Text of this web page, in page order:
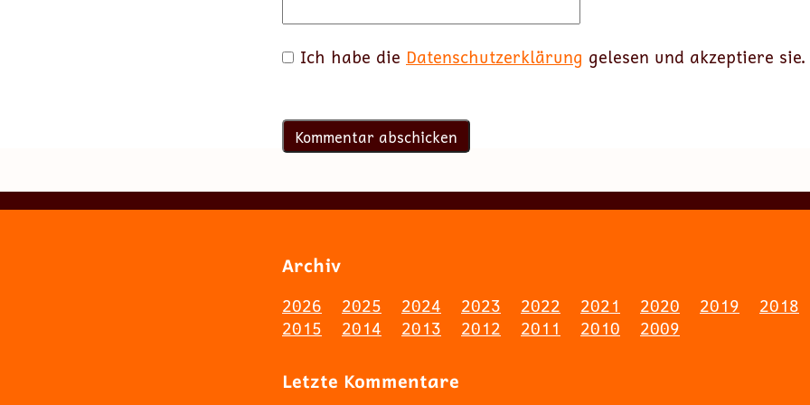
Ich habe die Datenschutzerklärung gelesen und akzeptiere sie.
Archiv
2026 2025 2024 2023 2022 2021 2020 2019 2018
2015
2014 2013 2012 2011 2010 2009
Letzte Kommentare